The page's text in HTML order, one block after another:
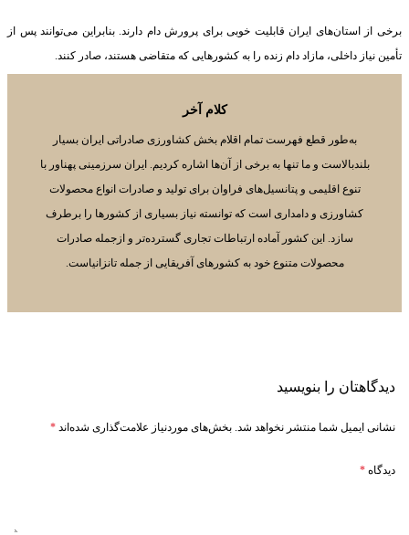
برخی از استان‌های ایران قابلیت خوبی برای پرورش دام دارند. بنابراین می‌توانند پس از
تأمین نیاز داخلی، مازاد دام زنده را به کشورهایی که متقاضی هستند، صادر کنند.
کلام آخر
به‌طور قطع فهرست تمام اقلام بخش کشاورزی صادراتی ایران بسیار
بلندبالاست و ما تنها به برخی از آن‌ها اشاره کردیم. ایران سرزمینی پهناور با
تنوع اقلیمی و پتانسیل‌های فراوان برای تولید و صادرات انواع محصولات
کشاورزی و دامداری است که توانسته نیاز بسیاری از کشورها را برطرف
سازد. این کشور آماده ارتباطات تجاری گسترده‌تر و ازجمله صادرات
محصولات متنوع خود به کشورهای آفریقایی از جمله تانزانیاست.
دیدگاهتان را بنویسید
نشانی ایمیل شما منتشر نخواهد شد. بخش‌های موردنیاز علامت‌گذاری شده‌اند *
دیدگاه *